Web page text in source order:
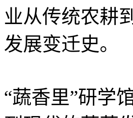
业从传统农耕
发展变迁史。
“蔬香里”研学